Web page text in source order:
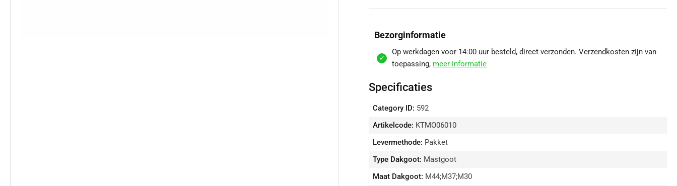
Tapeind
Mastgoot
|
Ø60
mm
9
cm
verlagen
Tapeind
Mastgoot
|
Ø60
mm
Bezorginformatie
Op werkdagen voor 14:00 uur besteld, direct verzonden. Verzendkosten zijn van
toepassing, meer informatie
Specificaties
Category ID: 592
Artikelcode: KTMO06010
Levermethode: Pakket
Type Dakgoot: Mastgoot
Maat Dakgoot: M44;M37;M30